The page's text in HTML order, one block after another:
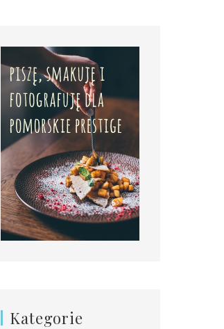
Kategorie